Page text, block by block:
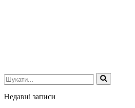
Шукати...
Недавні записи